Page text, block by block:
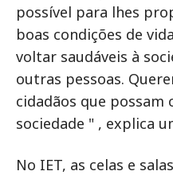
possível para lhes
boas condições de
voltar saudáveis à
outras pessoas.
cidadãos que
sociedade " , explica
No IET, as celas e